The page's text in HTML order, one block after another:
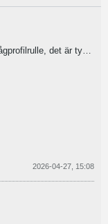
Alla vet ju att Ambassadeur inte är en lågprofilrulle, det är tydligt. Men hur hög profil har de egentligen?...
2026-04-27, 15:08